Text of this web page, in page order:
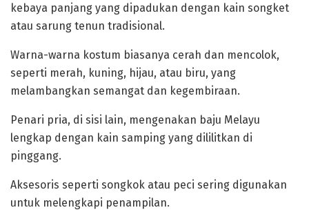
kebaya panjang yang dipadukan dengan kain songket
atau sarung tenun tradisional.
Warna-warna kostum biasanya cerah dan mencolok,
seperti merah, kuning, hijau, atau biru, yang
melambangkan semangat dan kegembiraan.
‎Penari pria, di sisi lain, mengenakan baju Melayu
lengkap dengan kain samping yang dililitkan di
pinggang.
Aksesoris seperti songkok atau peci sering digunakan
untuk melengkapi penampilan.